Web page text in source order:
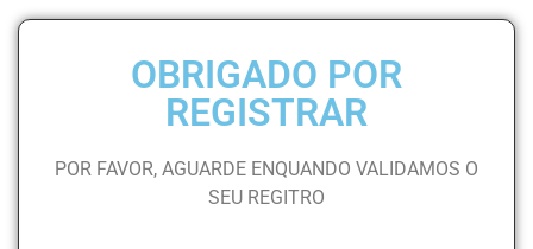
OBRIGADO POR
REGISTRAR
POR FAVOR, AGUARDE ENQUANDO VALIDAMOS O
SEU REGITRO